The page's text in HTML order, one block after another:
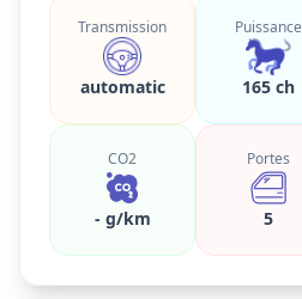
Transmission
automatic
Puissance
165 ch
CO2
- g/km
Portes
5